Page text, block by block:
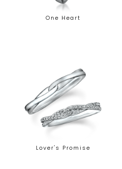
One Heart
Lover's Promise